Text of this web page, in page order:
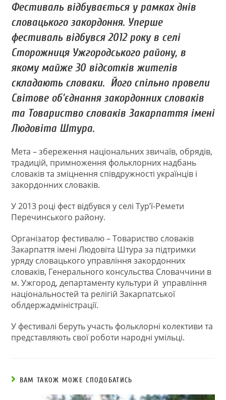
Фестиваль відбувається у рамках днів
словацького закордоння. Уперше
фестиваль відбувся 2012 року в селі
Сторожниця Ужгородського району, в
якому майже 30 відсотків жителів
складають словаки. Його спільно провели
Світове об’єднання закордонних словаків
та Товариство словаків Закарпаття імені
Людовіта Штура.
Мета – збереження національних звичаїв, обрядів,
традицій, примноження фольклорних надбань
словаків та зміцнення співдружності українців і
закордонних словаків.
У 2013 році фест відбувся у селі Тур’ї-Ремети
Перечинського району.
Організатор фестивалю – Товариство словаків
Закарпаття імені Людовіта Штура за підтримки
уряду словацького управління закордонних
словаків, Генерального консульства Словаччини в
м. Ужгород, департаменту культури й управління
національностей та релігій Закарпатської
облдержадміністрації.
У фестивалі беруть участь фольклорні колективи та
представляють свої роботи народні умільці.
ВАМ ТАКОЖ МОЖЕ СПОДОБАТИСЬ